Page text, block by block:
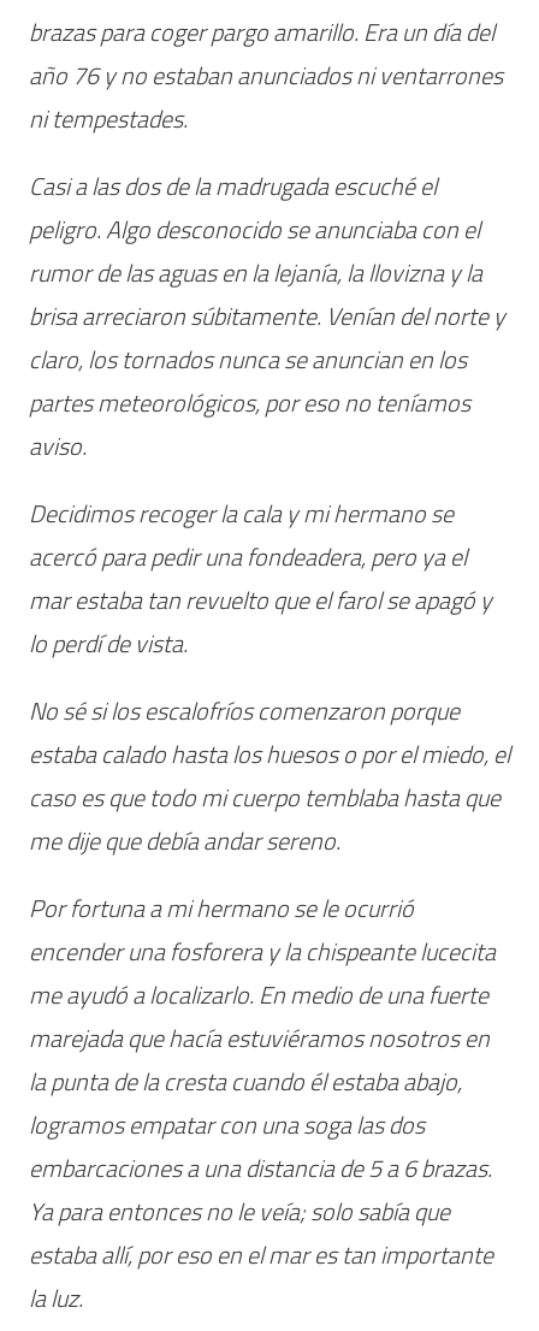
brazas para coger pargo amarillo. Era un día del
año 76 y no estaban anunciados ni ventarrones
ni tempestades.
Casi a las dos de la madrugada escuché el
peligro. Algo desconocido se anunciaba con el
rumor de las aguas en la lejanía, la llovizna y la
brisa arreciaron súbitamente. Venían del norte y
claro, los tornados nunca se anuncian en los
partes meteorológicos, por eso no teníamos
aviso.
Decidimos recoger la cala y mi hermano se
acercó para pedir una fondeadera, pero ya el
mar estaba tan revuelto que el farol se apagó y
lo perdí de vista.
No sé si los escalofríos comenzaron porque
estaba calado hasta los huesos o por el miedo, el
caso es que todo mi cuerpo temblaba hasta que
me dije que debía andar sereno.
Por fortuna a mi hermano se le ocurrió
encender una fosforera y la chispeante lucecita
me ayudó a localizarlo. En medio de una fuerte
marejada que hacía estuviéramos nosotros en
la punta de la cresta cuando él estaba abajo,
logramos empatar con una soga las dos
embarcaciones a una distancia de 5 a 6 brazas.
Ya para entonces no le veía; solo sabía que
estaba allí, por eso en el mar es tan importante
la luz.